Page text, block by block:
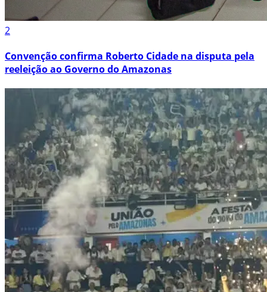
2
Convenção confirma Roberto Cidade na disputa pela
reeleição ao Governo do Amazonas